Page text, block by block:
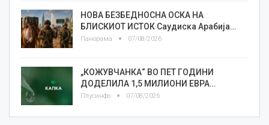
НОВА БЕЗБЕДНОСНА ОСКА НА
БЛИСКИОТ ИСТОК Саудиска Арабија…
Панорама 07/08/2026
„КОЖУВЧАНКА“ ВО ПЕТ ГОДИНИ
ДОДЕЛИЛА 1,5 МИЛИОНИ ЕВРА…
Плусинфо 07/08/2026